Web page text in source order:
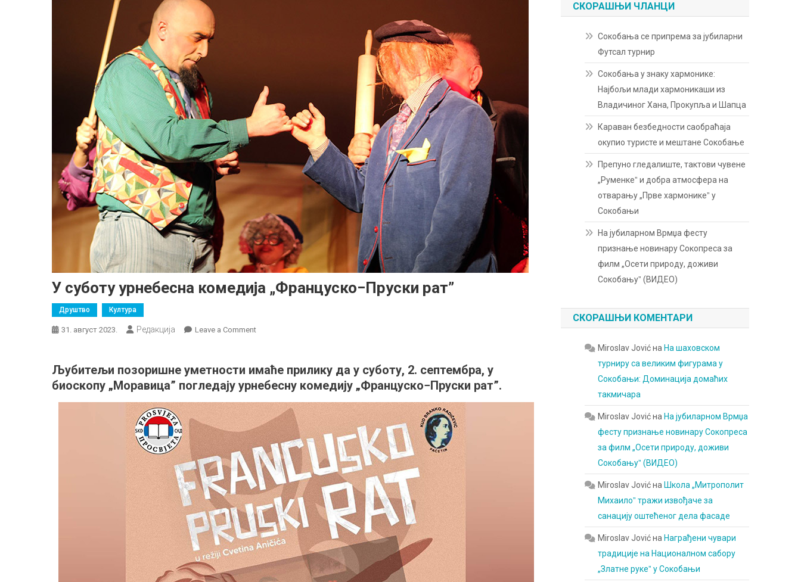
У суботу урнебесна комедија „Француско−Пруски рат”
Друштво Култура
31. август 2023. Редакција Leave a Commenton
урнебесна
комедија
Љубитељи позоришне уметности имаће прилику да у суботу, 2. септембра, у
биоскопу „Моравица” погледају урнебесну комедију „Француско−Пруски рат”.
СКОРАШЊИ ЧЛАНЦИ
Сокобања се припрема за јубиларни
Футсал турнир
Сокобања у знаку хармонике:
Најбољи млади хармоникаши из
Владичиног Хана, Прокупља и Шапца
Караван безбедности саобраћаја
окупио туристе и мештане Сокобање
Препуно гледалиште, тактови чувене
„Руменкеˮ и добра атмосфера на
отварању „Прве хармоникеˮ у
Сокобањи
На јубиларном Врмџа фесту
признање новинару Сокопреса за
филм „Осети природу, доживи
Сокобањуˮ (ВИДЕО)
СКОРАШЊИ КОМЕНТАРИ
Miroslav Jovićна На шаховском
турниру са великим фигурама у
Сокобањи: Доминација домаћих
такмичара
Miroslav Jovićна На јубиларном Врмџа
фесту признање новинару Сокопреса
за филм „Осети природу, доживи
Сокобањуˮ (ВИДЕО)
Miroslav Jovićна Школа „Митрополит
Михаилоˮ тражи извођаче за
санацију оштећеног дела фасаде
Miroslav Jovićна Награђени чувари
традиције на Националном сабору
„Златне рукеˮ у Сокобањи